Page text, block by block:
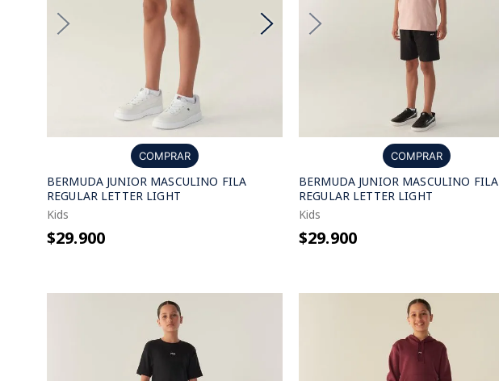
COMPRAR
BERMUDA JUNIOR MASCULINO FILA
REGULAR LETTER LIGHT
Kids
$29.900
COMPRAR
BERMUDA JUNIOR MASCULINO FILA
REGULAR LETTER LIGHT
Kids
$29.900